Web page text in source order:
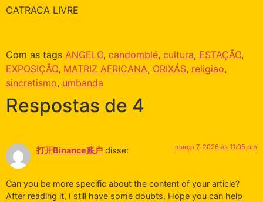
CATRACA LIVRE
Com as tags ANGELO, candomblé, cultura, ESTAÇÃO,
EXPOSIÇÃO, MATRIZ AFRICANA, ORIXÁS, religiao,
sincretismo, umbanda
Respostas de 4
打开Binance账户 disse: março 7, 2026 às 11:05 pm
Can you be more specific about the content of your article?
After reading it, I still have some doubts. Hope you can help